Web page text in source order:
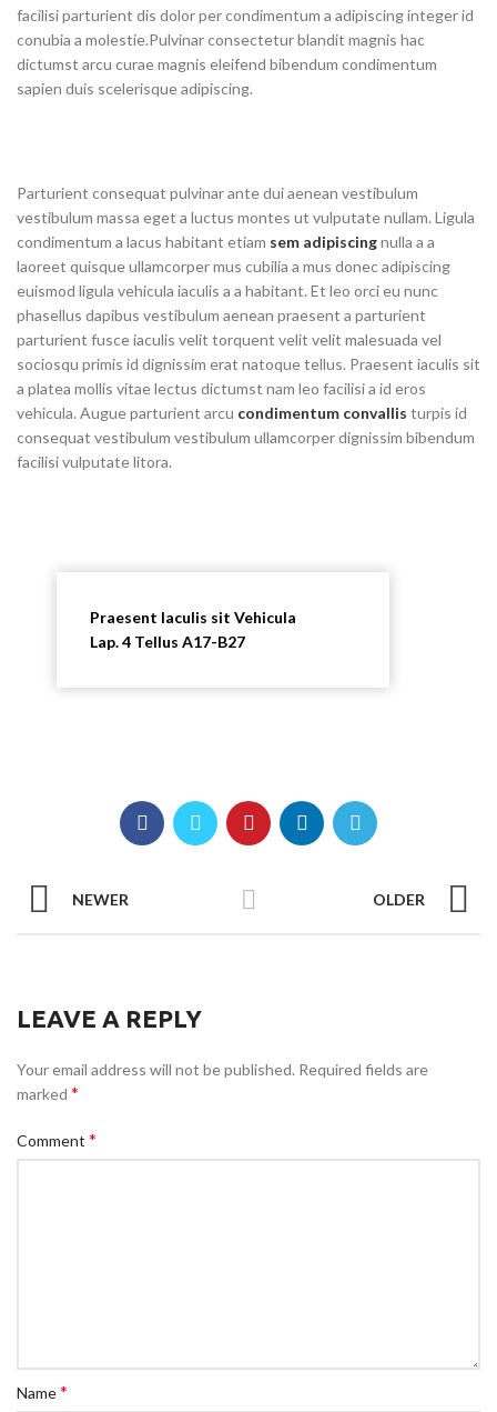
facilisi parturient dis dolor per condimentum a adipiscing integer id
conubia a molestie.Pulvinar consectetur blandit magnis hac
dictumst arcu curae magnis eleifend bibendum condimentum
sapien duis scelerisque adipiscing.
Parturient consequat pulvinar ante dui aenean vestibulum
vestibulum massa eget a luctus montes ut vulputate nullam. Ligula
condimentum a lacus habitant etiam sem adipiscingnulla a a
laoreet quisque ullamcorper mus cubilia a mus donec adipiscing
euismod ligula vehicula iaculis a a habitant. Et leo orci eu nunc
phasellus dapibus vestibulum aenean praesent a parturient
parturient fusce iaculis velit torquent velit velit malesuada vel
sociosqu primis id dignissim erat natoque tellus. Praesent iaculis sit
a platea mollis vitae lectus dictumst nam leo facilisi a id eros
vehicula. Augue parturient arcu condimentum convallis turpis id
consequat vestibulum vestibulum ullamcorper dignissim bibendum
facilisi vulputate litora.
Praesent Iaculis sit Vehicula
Lap. 4 Tellus A17-B27
NEWER OLDER
LEAVE A REPLY
Your email address will not be published. Required fields are
marked *
Comment *
Name*